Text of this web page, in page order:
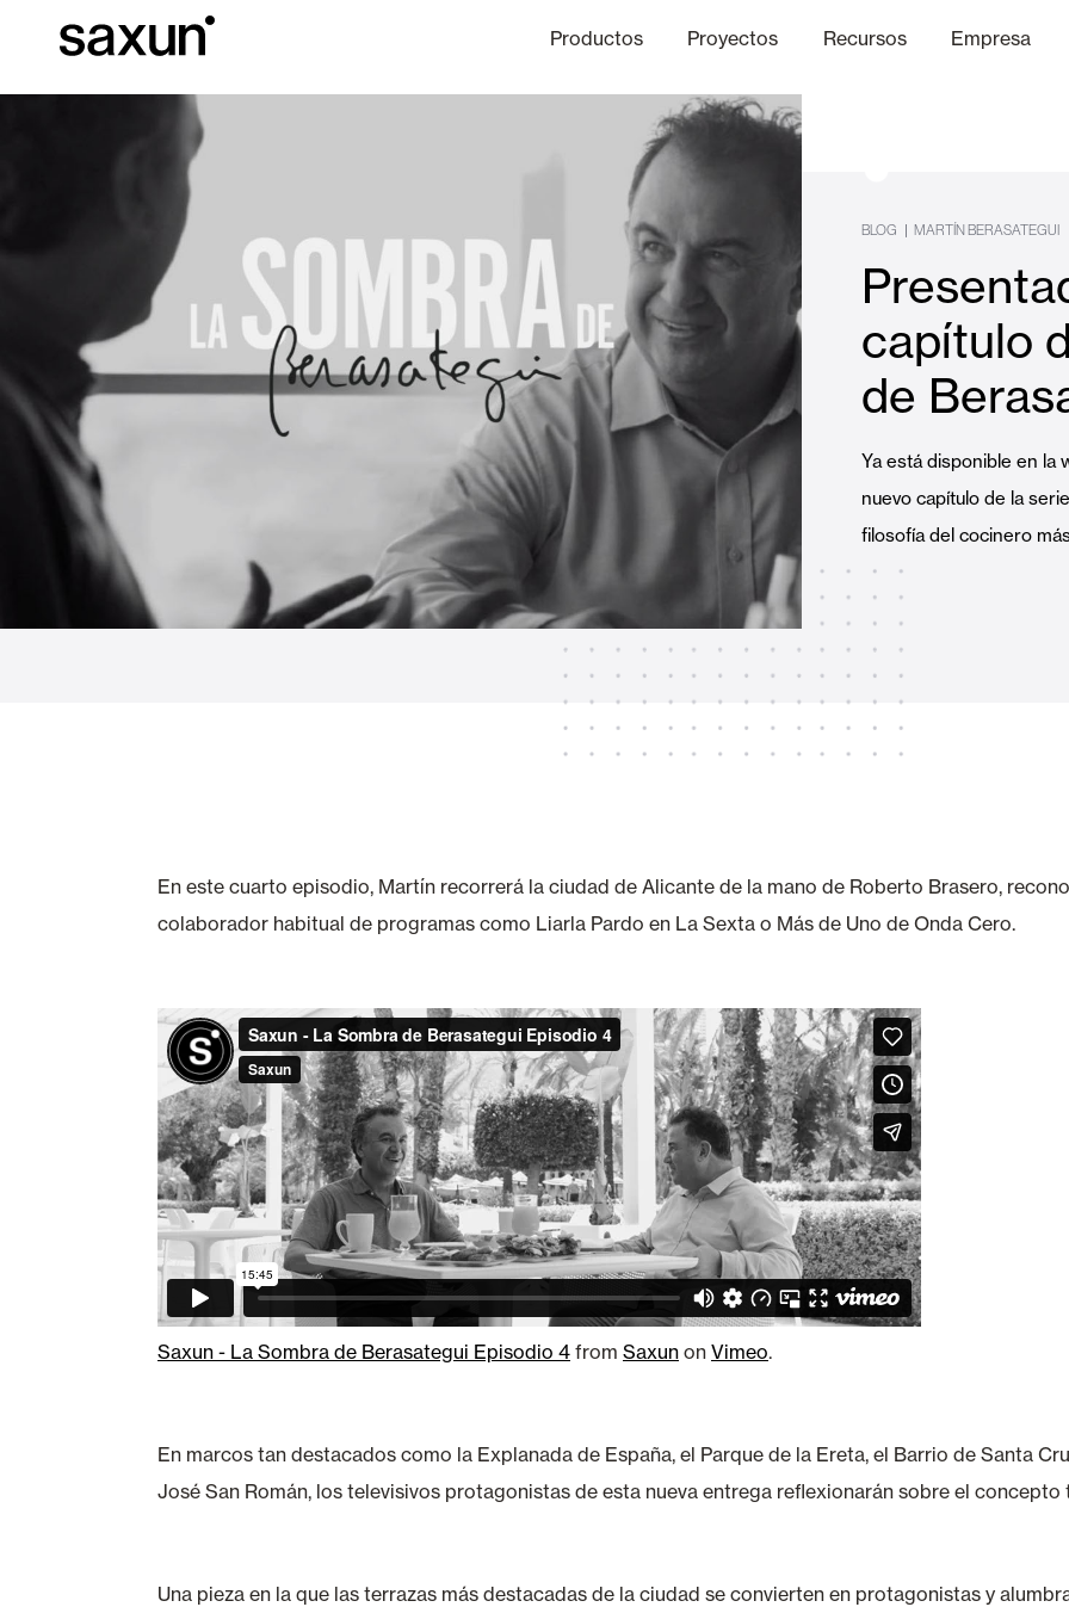
Productos
Persianas enrollables y cajones Pérgolas
Cortinas de Cristal Alicantinas y Cortinas exteriores Toldos
VER TODOS LOS PRODUCTOS
Proyectos
Hoteles, restaurantes y cafeterías Oficinas
Recursos
Descargas
Empresa
Sobre Nosotros
BLOG | MARTÍN BERASATEGUI
capítulo
de
Ya está disponible en la
nuevo capítulo de la
filosofía del cocinero
En este cuarto episodio, Martín recorrerá la ciudad de Alicante de la mano de Roberto Brasero,
colaborador habitual de programas como Liarla Pardo en La Sexta o Más de Uno de Onda Cero.
Saxun - La Sombra de Berasategui Episodio 4 from Saxun on Vimeo.
En marcos tan destacados como la Explanada de España, el Parque de la Ereta, el Barrio de Santa
José San Román, los televisivos protagonistas de esta nueva entrega reflexionarán sobre el
Una pieza en la que las terrazas más destacadas de la ciudad se convierten en protagonistas y